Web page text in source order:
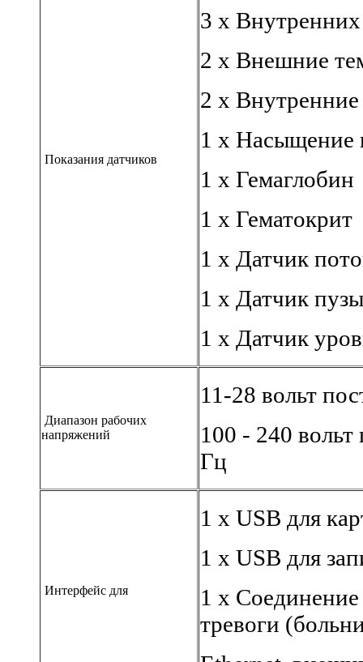
Показания датчиков
3 х
2 х Внешние
2 х
1 х Насыщение
1 х Гемаглобин
1 х Гематокрит
1 х Датчик
1 х Датчик
1 х Датчик
Диапазон рабочих
напряжений
11-28 вольт
100 - 240
Гц
Интерфейс для
1 х USB для
1 х USB для
1 х Соединение
тревоги